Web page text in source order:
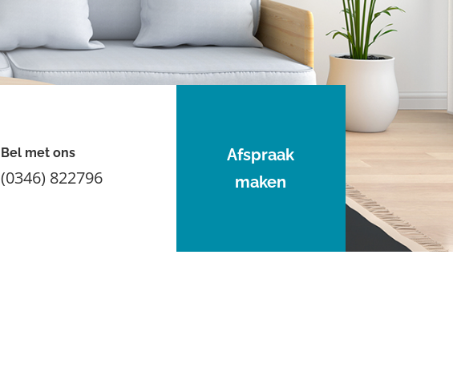
Bel met ons
(0346) 822796
Afspraak
maken